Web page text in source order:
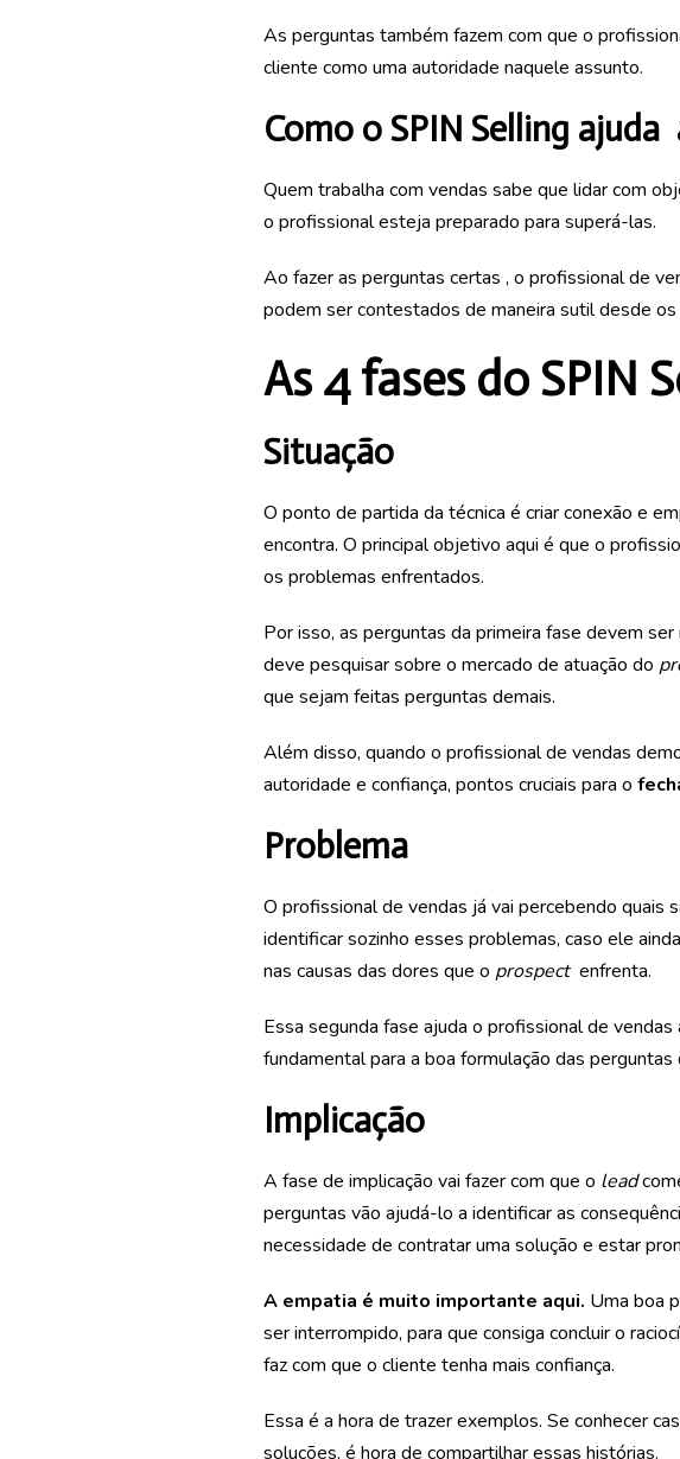
As perguntas também fazem com que o
cliente como uma autoridade naquele assunto.
Como o SPIN Selling ajuda
Quem trabalha com vendas sabe que lidar com
o profissional esteja preparado para superá-las.
Ao fazer as perguntas certas , o profissional de
podem ser contestados de maneira sutil desde
As 4 fases do SPIN
Situação
O ponto de partida da técnica é criar conexão e
encontra. O principal objetivo aqui é que o
os problemas enfrentados.
Por isso, as perguntas da primeira fase devem
deve pesquisar sobre o mercado de atuação do
que sejam feitas perguntas demais.
Além disso, quando o profissional de vendas
autoridade e confiança, pontos cruciais para o
Problema
O profissional de vendas já vai percebendo quais
identificar sozinho esses problemas, caso ele
nas causas das dores que o prospect enfrenta.
Essa segunda fase ajuda o profissional de
fundamental para a boa formulação das perguntas
Implicação
A fase de implicação vai fazer com que o lead
perguntas vão ajudá-lo a identificar as
necessidade de contratar uma solução e estar
A empatia é muito importante aqui. Uma boa
ser interrompido, para que consiga concluir o
faz com que o cliente tenha mais confiança.
Essa é a hora de trazer exemplos. Se conhecer
soluções, é hora de compartilhar essas histórias.